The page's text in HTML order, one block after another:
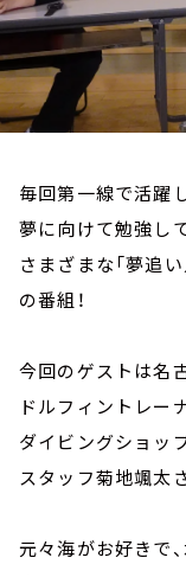
毎回第一線で活躍
夢に向けて勉強し
さまざまな「夢追
の番組！
今回のゲストは名
ドルフィントレー
ダイビングショッ
スタッフ菊地颯太
元々海がお好きで